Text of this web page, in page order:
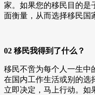
家。如果您的移民目的是
面衡量，从而选择移民国
02 移民我得到了什么？
移民不啻为每个人一生中
在国内工作生活或别的选
立即决定，马上行动。如